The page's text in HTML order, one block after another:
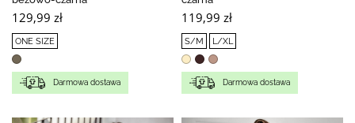
129,99 zł
ONE SIZE
Darmowa dostawa
119,99 zł
S/M L/XL
Darmowa dostawa